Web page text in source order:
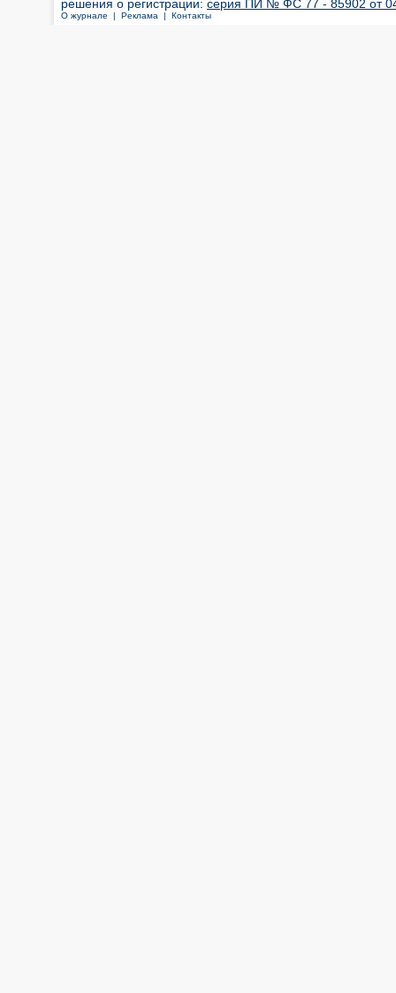
решения о регистрации: серия ПИ № ФС 77 - 85902 от 04
О журнале | Реклама | Контакты